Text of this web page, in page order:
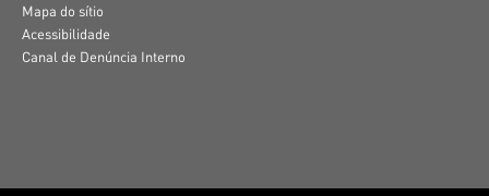
Mapa do sítio
Acessibilidade
Canal de Denúncia Interno